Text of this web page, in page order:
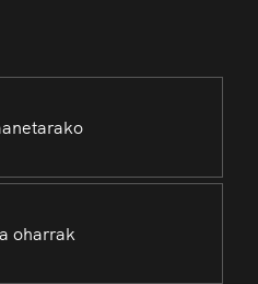
oharrak